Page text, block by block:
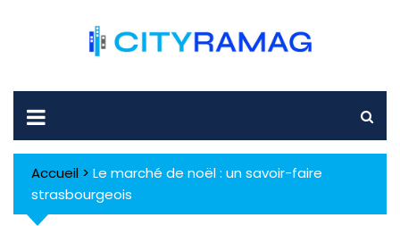
Accueil > Le marché de noël : un savoir-faire
strasbourgeois